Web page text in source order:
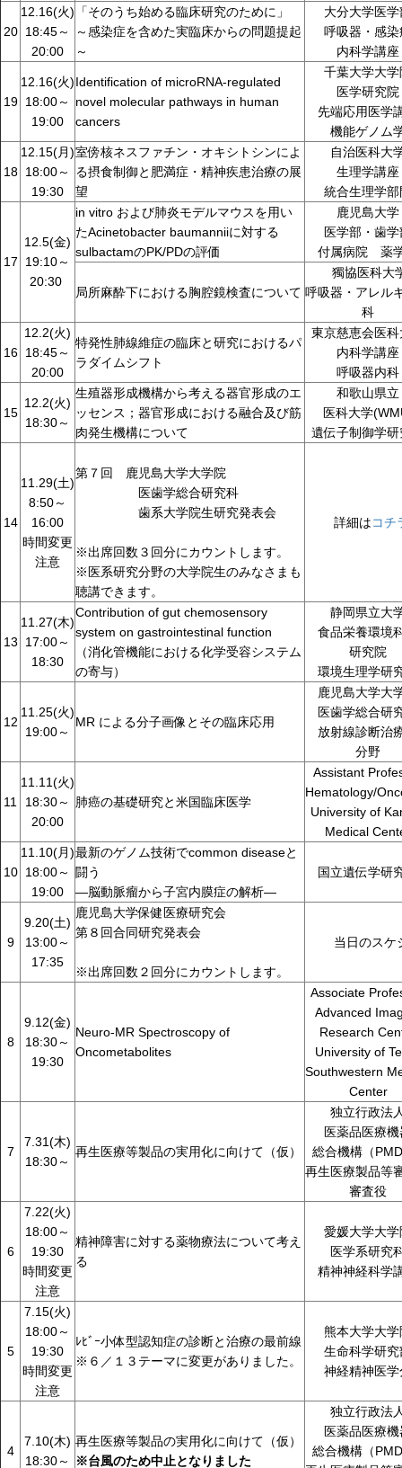
20
12.16(火)
18:45～
20:00
「そのうち始める臨床研究のために」
～感染症を含めた実臨床からの問題提起
～
大分大学医学
呼吸器・感染
内科学講座
19
12.16(火)
18:00～
19:00
Identification of microRNA-regulated
novel molecular pathways in human
cancers
千葉大学大学
医学研究院
先端応用医学
機能ゲノム
18
12.15(月)
18:00～
19:30
室傍核ネスファチン・オキシトシンによ
る摂食制御と肥満症・精神疾患治療の展
望
自治医科大
生理学講座
統合生理学部
17
12.5(金)
19:10～
20:30
in vitro および肺炎モデルマウスを用い
たAcinetobacter baumanniiに対する
sulbactamのPK/PDの評価
鹿児島大学
医学部・歯学
付属病院 薬
局所麻酔下における胸腔鏡検査について
獨協医科大
呼吸器・アレル
科
16
12.2(火)
18:45～
20:00
特発性肺線維症の臨床と研究におけるパ
ラダイムシフト
東京慈恵会医科
内科学講座
呼吸器内科
15
12.2(火)
18:30～
生殖器形成機構から考える器官形成のエ
ッセンス；器官形成における融合及び筋
肉発生機構について
和歌山県立
医科大学
遺伝子制御学研
14
11.29(土)
8:50～
16:00
時間変更
注意
第７回 鹿児島大学大学院
医歯学総合研究科
歯系大学院生研究発表会
※出席回数３回分にカウントします。
※医系研究分野の大学院生のみなさまも
聴講できます。
詳細はコチ
13
11.27(木)
17:00～
18:30
Contribution of gut chemosensory
system on gastrointestinal function
（消化管機能における化学受容システム
の寄与）
静岡県立大
食品栄養環境
研究院
環境生理学研
12
11.25(火)
19:00～
MR による分子画像とその臨床応用
鹿児島大学大
医歯学総合研
放射線診断治
分野
11
11.11(火)
18:30～
20:00
肺癌の基礎研究と米国臨床医学
Assistant
Hematology/
University of
Medical
10
11.10(月)
18:00～
19:00
最新のゲノム技術でcommon diseaseと
闘う
―脳動脈瘤から子宮内膜症の解析―
国立遺伝学研
9
9.20(土)
13:00～
17:35
鹿児島大学保健医療研究会
第８回合同研究発表会
※出席回数２回分にカウントします。
当日のス
8
9.12(金)
18:30～
19:30
Neuro-MR Spectroscopy of
Oncometabolites
Associate
Advanced
Research
University of
Southwestern
Center
7
7.31(木)
18:30～
再生医療等製品の実用化に向けて（仮）
独立行政法
医薬品医療機
総合機構（
再生医療製品等
審査役
6
7.22(火)
18:00～
19:30
時間変更
注意
精神障害に対する薬物療法について考え
る
愛媛大学大学
医学系研究
精神神経科学
5
7.15(火)
18:00～
19:30
時間変更
注意
ﾚﾋﾞｰ小体型認知症の診断と治療の最前線
※６／１３テーマに変更がありました。
熊本大学大学
生命科学研究
神経精神医学
4
7.10(木)
18:30～
再生医療等製品の実用化に向けて（仮）
※台風のため中止となりました
独立行政法
医薬品医療機
総合機構（